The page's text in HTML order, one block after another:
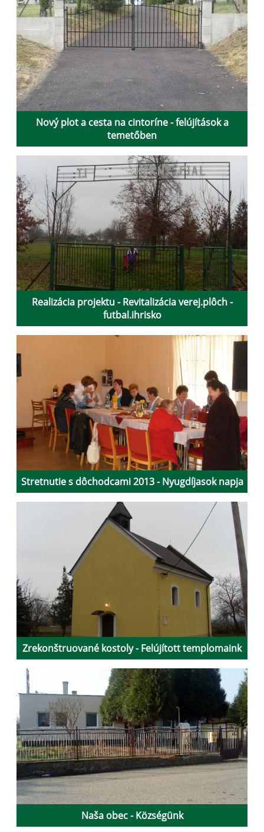
Nový plot a cesta na cintoríne - felújítások a
temetőben
Realizácia projektu - Revitalizácia verej.plôch -
futbal.ihrisko
Stretnutie s dôchodcami 2013 - Nyugdíjasok napja
Zrekonštruované kostoly - Felújított templomaink
Naša obec - Községünk